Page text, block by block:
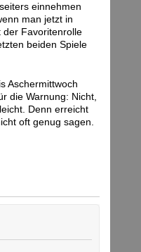
einnehmen
man jetzt in
der Favoritenrolle
beiden Spiele
Aschermittwoch
die Warnung: Nicht,
Denn erreicht
oft genug sagen.